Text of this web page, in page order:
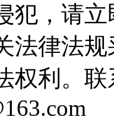
犯，请
法律法
权利。